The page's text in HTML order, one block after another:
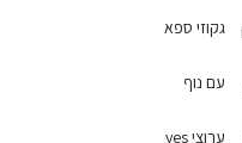
גקוזי ספא
עם נוף
ערוצי yes